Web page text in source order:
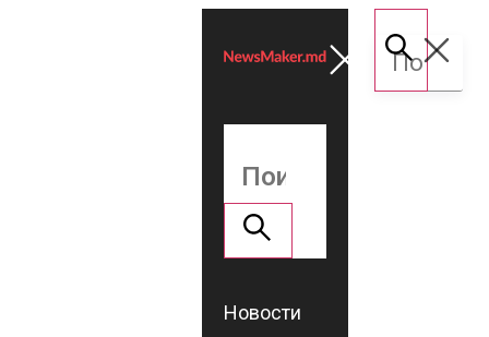
Новости